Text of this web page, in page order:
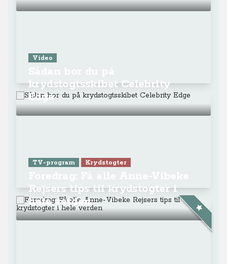
Video
krydstogtsskibet Celebrity
Edge
TV-program Krydstogter
Rejsers tips til krydstogter i
hele verden